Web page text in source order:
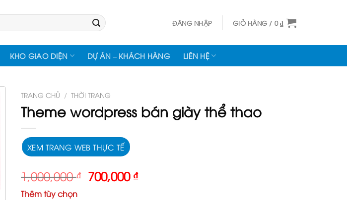
ĐĂNG NHẬP GIỎ HÀNG / 0₫
KHO GIAO DIỆN DỰ ÁN – KHÁCH HÀNG LIÊN HỆ
TRANG CHỦ / THỜI TRANG
Theme wordpress bán giày thể thao
XEM TRANG WEB THỰC TẾ
1,000,000₫ Giá
gốc
700,000₫Giá
Thêm tùy chọn